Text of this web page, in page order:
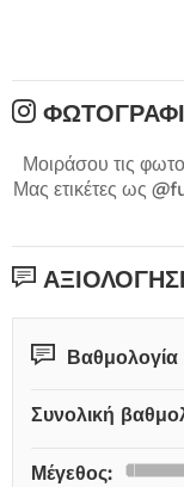
Μοιράσου τις
Μας ετικέτες ως
Βαθμολογία
Συνολική
Μέγεθος: